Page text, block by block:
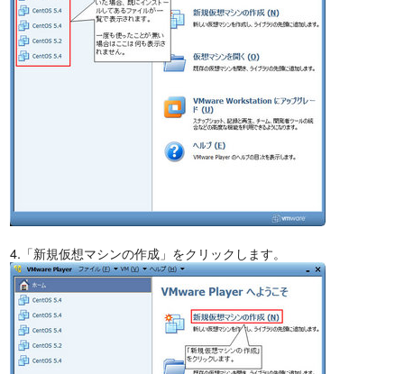
4.「新規仮想マシンの作成」をクリックします。